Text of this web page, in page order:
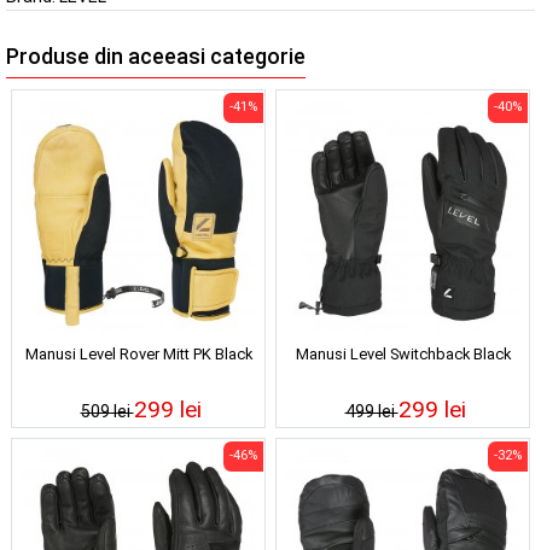
Produse din aceeasi categorie
Manusi Level Rover Mitt PK Black
509 lei
-41%
299 lei
Manusi Level Switchback Black
499 lei
-40%
299 lei
-46% -32%